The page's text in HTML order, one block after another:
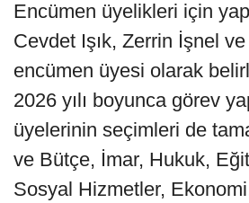
Encümen üyelikleri için
Cevdet Işık, Zerrin İşnel
encümen üyesi olarak
2026 yılı boyunca görev
üyelerinin seçimleri de
ve Bütçe, İmar, Hukuk,
Sosyal Hizmetler, Ekonomi,